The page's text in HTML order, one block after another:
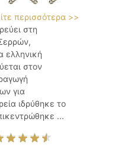
περισσότερα >>
στη
ελληνική
στον
για
ιδρύθηκε το
...